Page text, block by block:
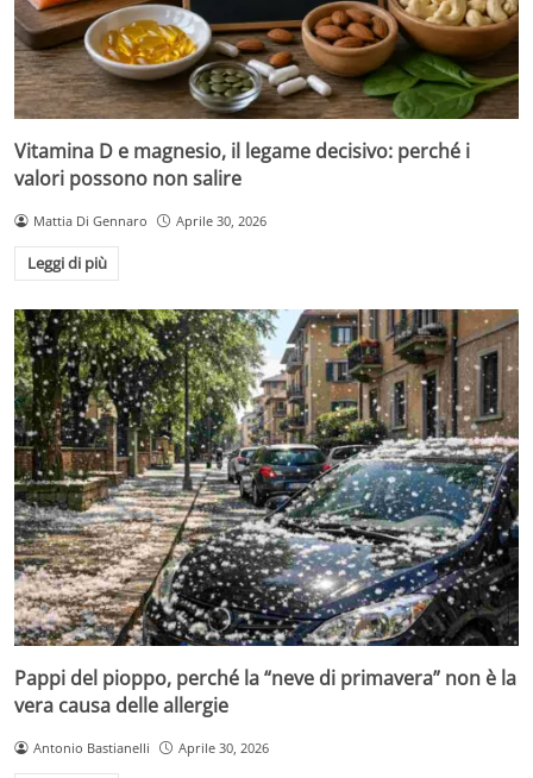
Vitamina D e magnesio, il legame decisivo: perché i
valori possono non salire
Mattia Di Gennaro Aprile 30, 2026
Leggi di più
Pappi del pioppo, perché la “neve di primavera” non è la
vera causa delle allergie
Antonio Bastianelli Aprile 30, 2026